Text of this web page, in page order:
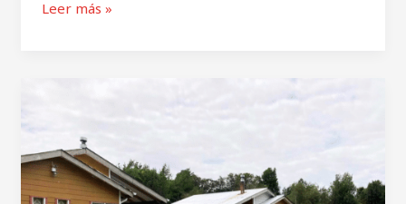
Leer más »
Quemillé